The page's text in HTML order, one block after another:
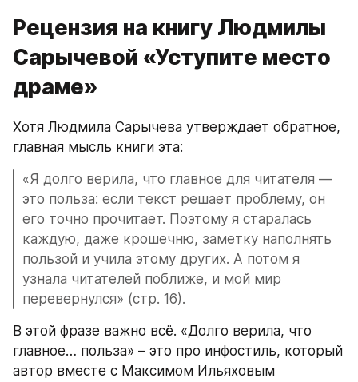
Рецензия на книгу Людмилы
Сарычевой «Уступите место
драме»
Хотя Людмила Сарычева утверждает обратное,
главная мысль книги эта:
«Я долго верила, что главное для читателя —
это польза: если текст решает проблему, он
его точно прочитает. Поэтому я старалась
каждую, даже крошечню, заметку наполнять
пользой и учила этому других. А потом я
узнала читателей поближе, и мой мир
перевернулся» (стр. 16).
В этой фразе важно всё. «Долго верила, что
главное… польза» – это про инфостиль, который
автор вместе с Максимом Ильяховым